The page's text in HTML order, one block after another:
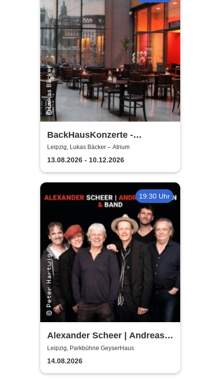
BackHausKonzerte -
Kammermusik mit der
Sinfonia Leipzig
Leipzig, Lukas Bäcker – Atrium
13.08.2026 - 10.12.2026
19:30 Uhr
Alexander Scheer | Andreas
Dresen & Band spielen (nicht
nur) Gundermann
Leipzig, Parkbühne GeyserHaus
14.08.2026